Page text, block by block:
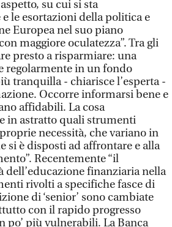
su cui si sta
le esortazioni della politica e
Europea nel suo piano
maggiore oculatezza”. Tra gli
presto a risparmiare: una
regolarmente in un fondo
tranquilla - chiarisce l’esperta -
Occorre informarsi bene e
affidabili. La cosa
in astratto quali strumenti
necessità, che variano in
si è disposti ad affrontare e alla
Recentemente “il
finanziaria nella
rivolti a specifiche fasce di
di ‘senior’ sono cambiate
con il rapido progresso
po’ più vulnerabili. La Banca